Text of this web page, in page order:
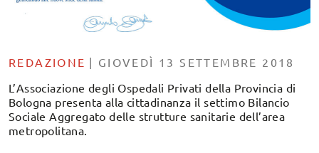
REDAZIONE | GIOVEDÌ 13 SETTEMBRE 2018
L’Associazione degli Ospedali Privati della Provincia di
Bologna presenta alla cittadinanza il settimo Bilancio
Sociale Aggregato delle strutture sanitarie dell’area
metropolitana.